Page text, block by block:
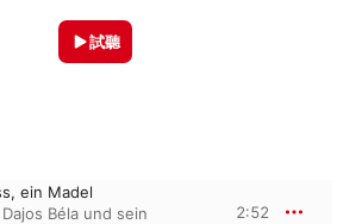
Dobrindt、
Tanzorchester
試聽
ein Madel
Dajos Béla und sein
2:52